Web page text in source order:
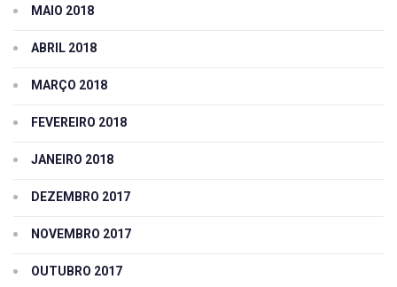
MAIO 2018
ABRIL 2018
MARÇO 2018
FEVEREIRO 2018
JANEIRO 2018
DEZEMBRO 2017
NOVEMBRO 2017
OUTUBRO 2017